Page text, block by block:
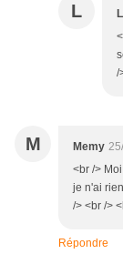
L
/
M Memy
<br />
je n'ai
/> <br />
Répondre